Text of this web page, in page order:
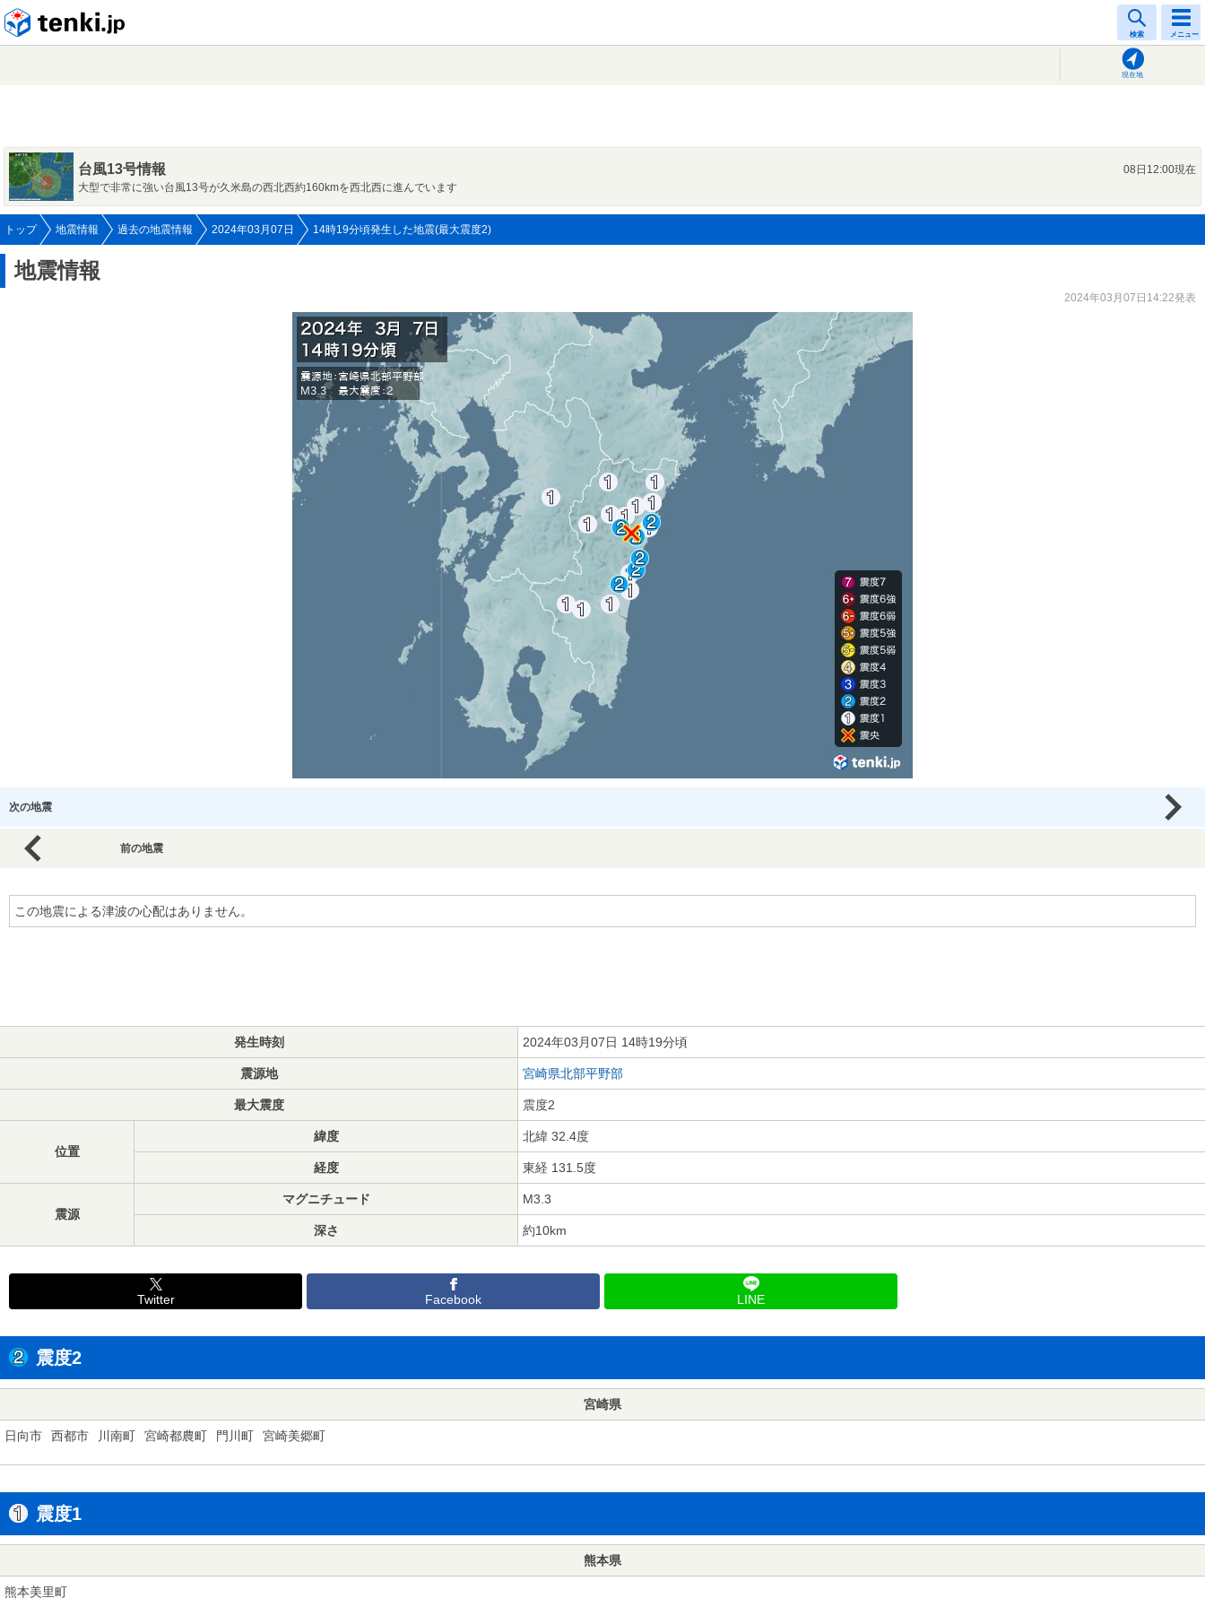
検索 メニュー
現在地
台風13号情報
08日12:00現在
大型で非常に強い台風13号が久米島の西北西約160kmを西北西に進んでいます
トップ 地震情報 過去の地震情報 2024年03月07日 14時19分頃発生した地震(最大震度2)
地震情報
2024年03月07日14:22発表
次の地震
前の地震
この地震による津波の心配はありません。
発生時刻 2024年03月07日 14時19分頃
震源地 宮崎県北部平野部
最大震度 震度2
位置
緯度 北緯 32.4度
経度 東経 131.5度
震源
マグニチュード M3.3
深さ 約10km
Twitter Facebook LINE
震度2
宮崎県
日向市 西都市 川南町 宮崎都農町 門川町 宮崎美郷町
震度1
熊本県
熊本美里町